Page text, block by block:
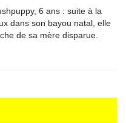
6 ans : suite à la
dans son bayou natal, elle
de sa mère disparue.